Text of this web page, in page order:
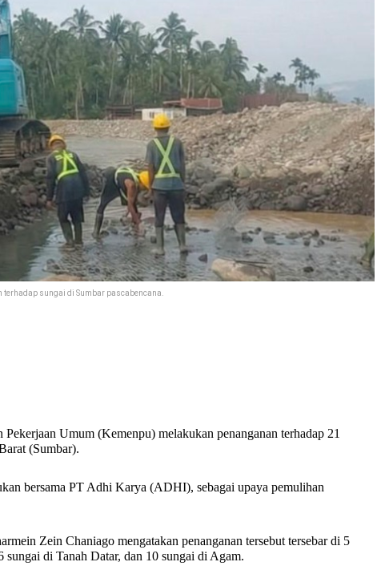
terhadap sungai di Sumbar pascabencana.
Pekerjaan Umum (Kemenpu) melakukan penanganan terhadap 21
Barat (Sumbar).
bersama PT Adhi Karya (ADHI), sebagai upaya pemulihan
Zein Chaniago mengatakan penanganan tersebut tersebar di 5
di Tanah Datar, dan 10 sungai di Agam.